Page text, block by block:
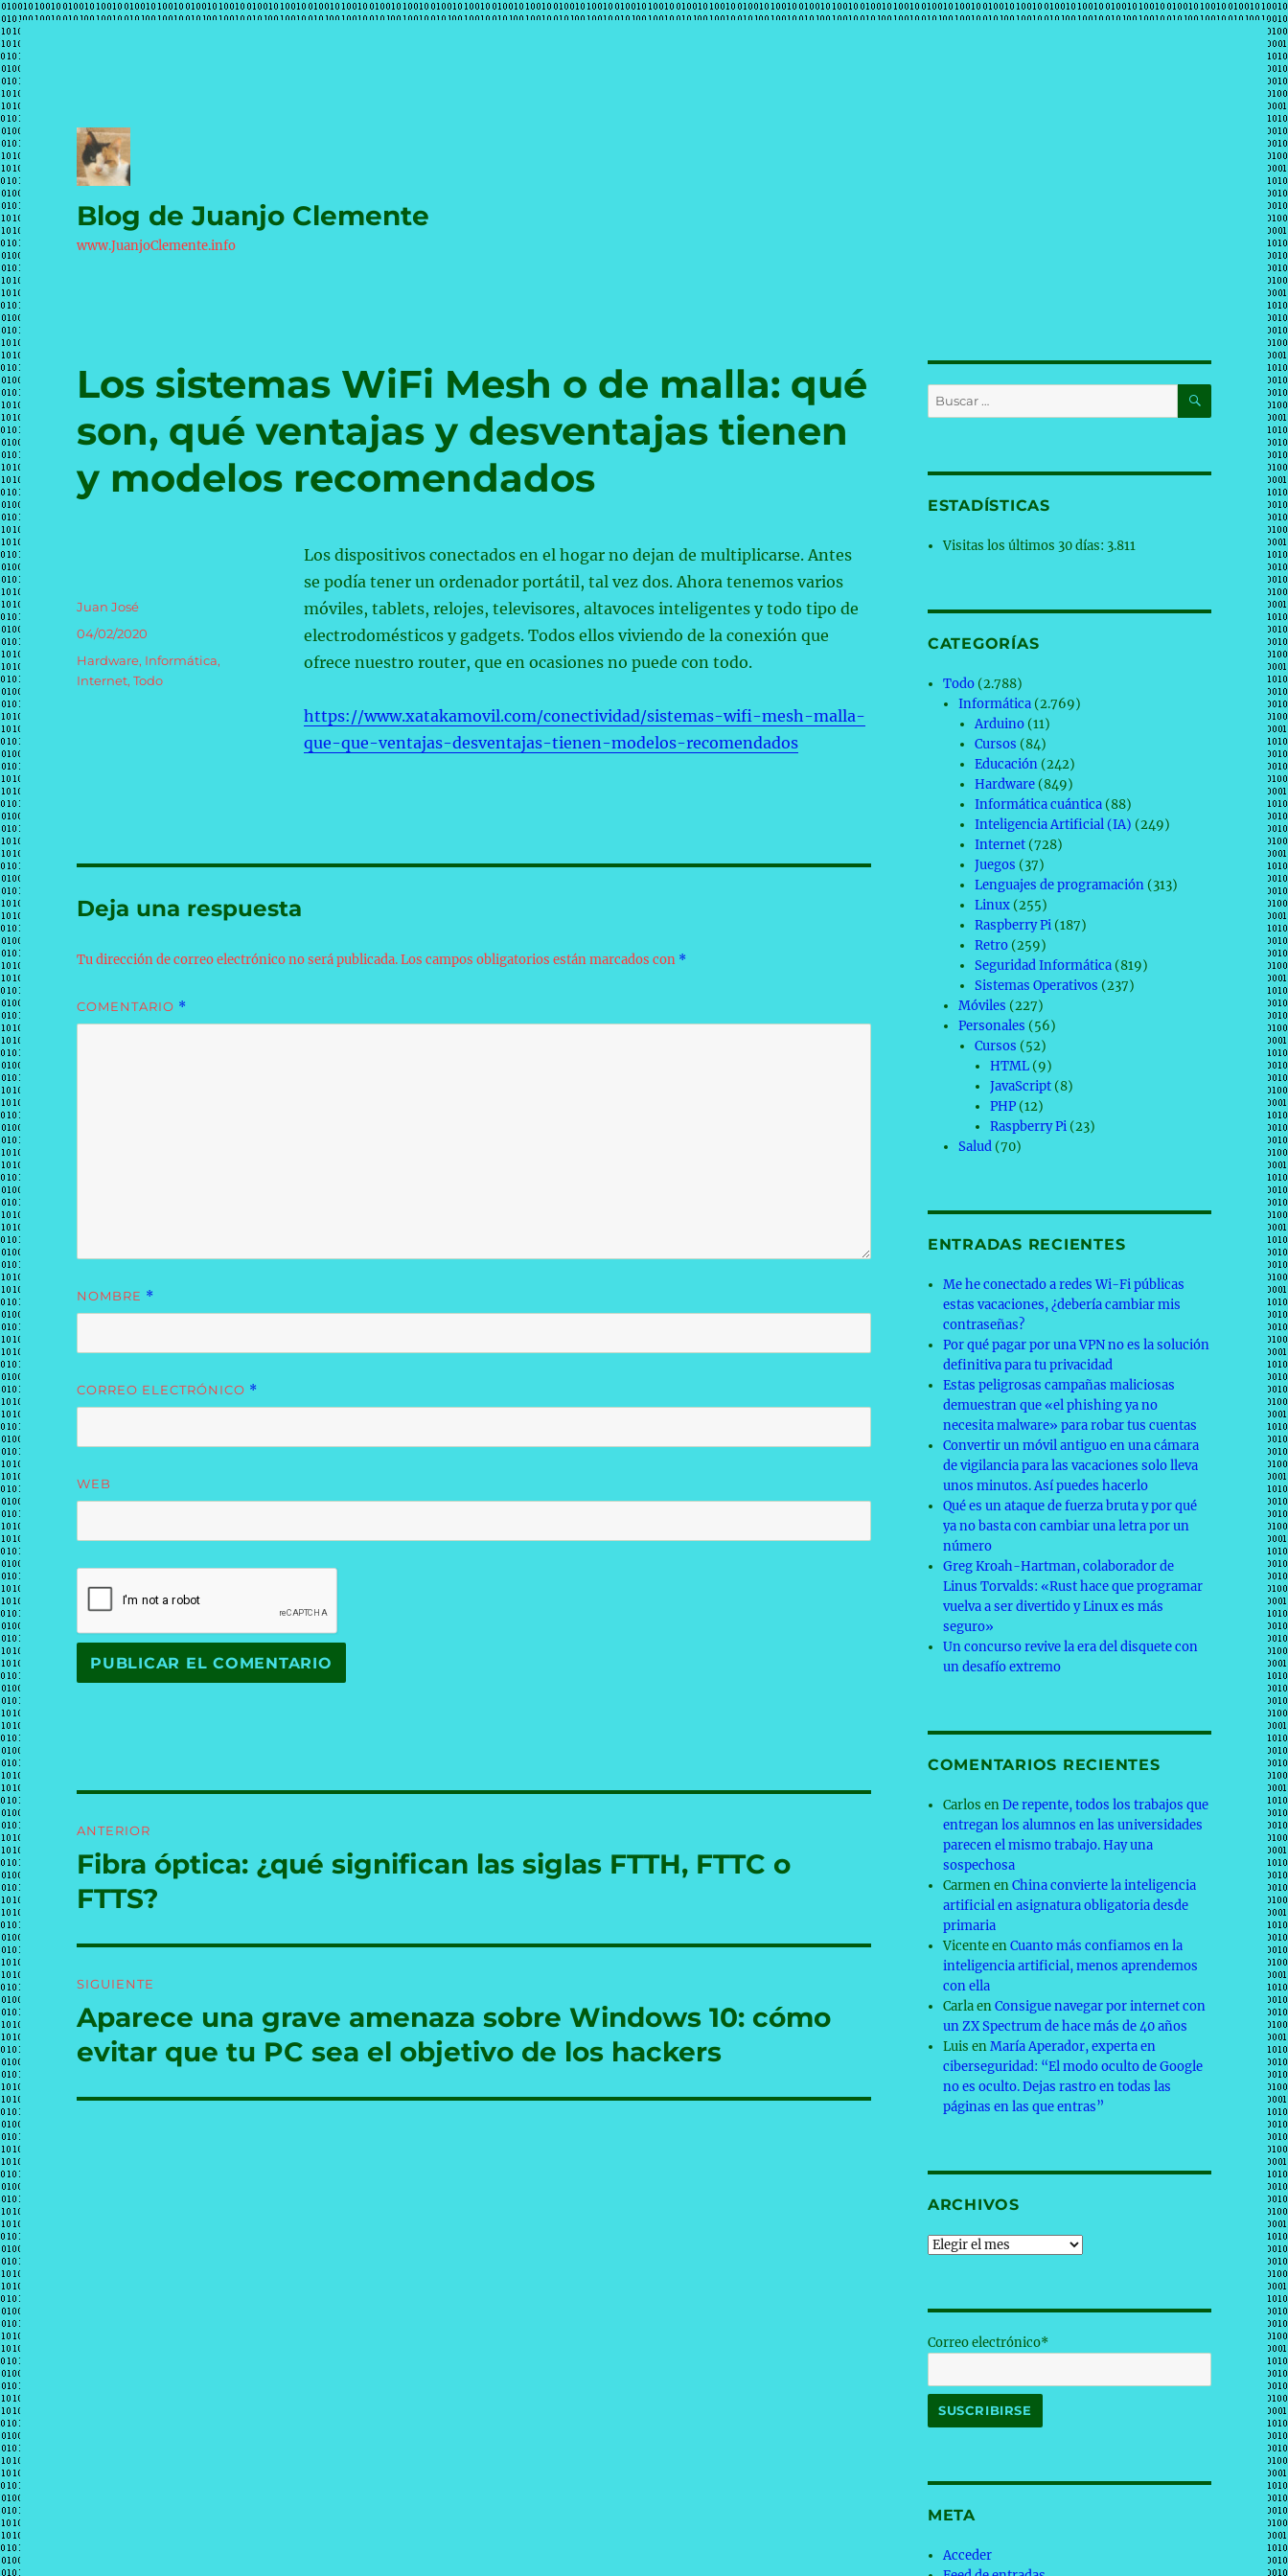
Blog de Juanjo Clemente
www.JuanjoClemente.info
Los sistemas WiFi Mesh o de malla: qué
son, qué ventajas y desventajas tienen
y modelos recomendados
Los dispositivos conectados en el hogar no dejan de multiplicarse. Antes
se podía tener un ordenador portátil, tal vez dos. Ahora tenemos varios
móviles, tablets, relojes, televisores, altavoces inteligentes y todo tipo de
electrodomésticos y gadgets. Todos ellos viviendo de la conexión que
ofrece nuestro router, que en ocasiones no puede con todo.
https://www.xatakamovil.com/conectividad/sistemas-wifi-mesh-malla-
que-que-ventajas-desventajas-tienen-modelos-recomendados
Autor
Juan José
Publicado
04/02/2020
Categorías
Hardware, Informática,
Internet,Todo
Deja una respuesta
Tu dirección de correo electrónico no será publicada.Los campos obligatorios están marcados con *
COMENTARIO *
NOMBRE *
CORREO ELECTRÓNICO *
WEB
de
entradas
ANTERIOR
Entrada
anterior:
Fibra óptica: ¿qué significan las siglas FTTH, FTTC o
FTTS?
SIGUIENTE
Entrada
siguiente:
Aparece una grave amenaza sobre Windows 10: cómo
evitar que tu PC sea el objetivo de los hackers
Buscar
por:
BUSCAR
ESTADÍSTICAS
Visitas los últimos 30 días: 3.811
CATEGORÍAS
Todo (2.788)
Informática (2.769)
Arduino(11)
Cursos (84)
Educación(242)
Hardware(849)
Informática cuántica(88)
Inteligencia Artificial (IA) (249)
Internet(728)
Juegos (37)
Lenguajes de programación(313)
Linux(255)
Raspberry Pi(187)
Retro(259)
Seguridad Informática(819)
Sistemas Operativos (237)
Móviles (227)
Personales (56)
Cursos (52)
HTML(9)
JavaScript(8)
PHP(12)
Raspberry Pi(23)
Salud (70)
ENTRADAS RECIENTES
Me he conectado a redes Wi-Fi públicas
estas vacaciones, ¿debería cambiar mis
contraseñas?
Por qué pagar por una VPN no es la solución
definitiva para tu privacidad
Estas peligrosas campañas maliciosas
demuestran que «el phishing ya no
necesita malware» para robar tus cuentas
Convertir un móvil antiguo en una cámara
de vigilancia para las vacaciones solo lleva
unos minutos. Así puedes hacerlo
Qué es un ataque de fuerza bruta y por qué
ya no basta con cambiar una letra por un
número
Greg Kroah-Hartman, colaborador de
Linus Torvalds: «Rust hace que programar
vuelva a ser divertido y Linux es más
seguro»
Un concurso revive la era del disquete con
un desafío extremo
COMENTARIOS RECIENTES
Carlos enDe repente, todos los trabajos que
entregan los alumnos en las universidades
parecen el mismo trabajo. Hay una
sospechosa
CarmenenChina convierte la inteligencia
artificial en asignatura obligatoria desde
primaria
VicenteenCuanto más confiamos en la
inteligencia artificial, menos aprendemos
con ella
CarlaenConsigue navegar por internet con
un ZX Spectrum de hace más de 40 años
Luis enMaría Aperador, experta en
ciberseguridad: “El modo oculto de Google
no es oculto. Dejas rastro en todas las
páginas en las que entras”
ARCHIVOS
Archivos
Correo electrónico*
META
Acceder